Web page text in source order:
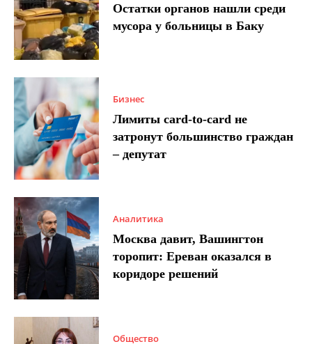
Остатки органов нашли среди
мусора у больницы в Баку
Бизнес
Лимиты card-to-card не
затронут большинство граждан
– депутат
Аналитика
Москва давит, Вашингтон
торопит: Ереван оказался в
коридоре решений
Общество